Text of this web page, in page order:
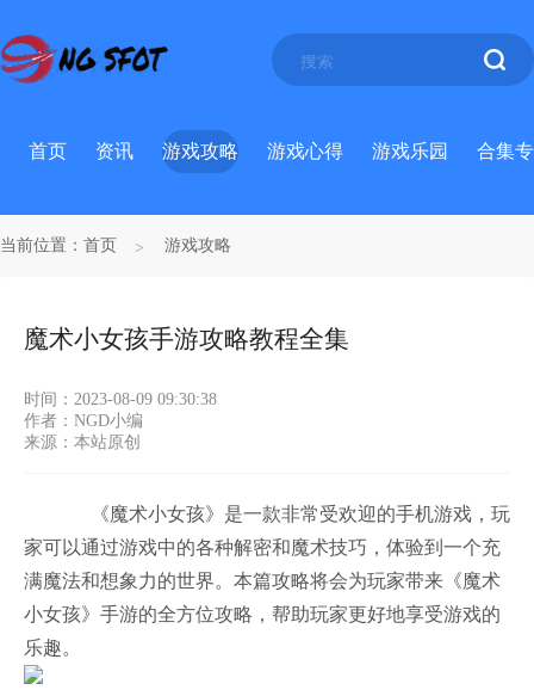
首页 资讯 游戏攻略 游戏心得 游戏乐园 合集
当前位置： 首页 游戏攻略
魔术小女孩手游攻略教程全集
时间：2023-08-09 09:30:38
作者：NGD小编
来源：本站原创
《魔术小女孩》是一款非常受欢迎的手机游戏，玩
家可以通过游戏中的各种解密和魔术技巧，体验到一个充
满魔法和想象力的世界。本篇攻略将会为玩家带来《魔术
小女孩》手游的全方位攻略，帮助玩家更好地享受游戏的
乐趣。